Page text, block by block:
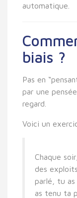
automatique.
biais ?
Pas en
par une
regard.
Voici un
Chaque
des
parlé, tu
as tenu ta